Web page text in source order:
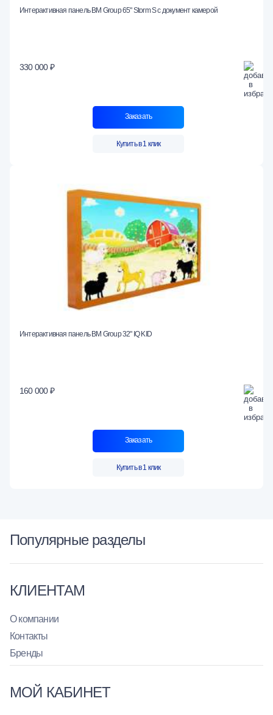
Интерактивная панель BM Group 65" Storm S с документ камерой
330 000 ₽
Заказать
Купить в 1 клик
Интерактивная панель BM Group 32" IQ KID
160 000 ₽
Заказать
Купить в 1 клик
Популярные разделы
КЛИЕНТАМ
О компании
Контакты
Бренды
МОЙ КАБИНЕТ